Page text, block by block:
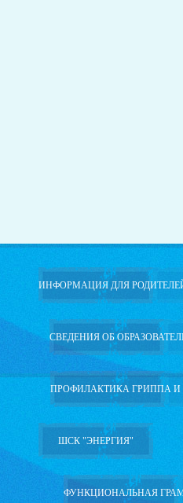
ИНФОРМАЦИЯ ДЛЯ
СВЕДЕНИЯ ОБ
ПРОФИЛАКТИКА ГРИППА И
ШСК "ЭНЕРГИЯ"
ФУНКЦИОНАЛЬНАЯ